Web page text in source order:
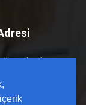
anlarda
sahada
ve hızlı